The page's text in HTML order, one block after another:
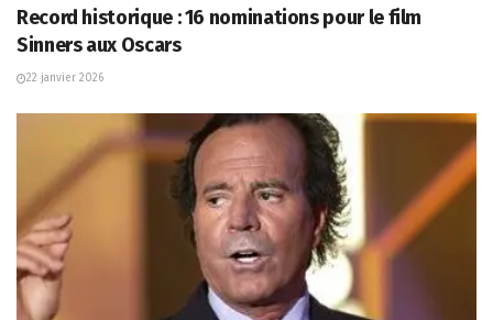
Record historique : 16 nominations pour le film
Sinners aux Oscars
22 janvier 2026